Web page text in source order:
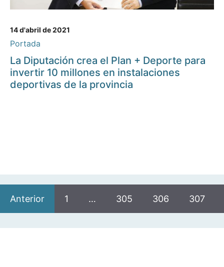
14 d'abril de 2021
Portada
La Diputación crea el Plan + Deporte para
invertir 10 millones en instalaciones
deportivas de la provincia
Anterior 1 … 305 306 307